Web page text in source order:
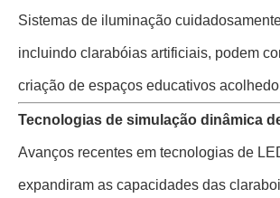
Sistemas de iluminação
incluindo clarabóias artificiais, podem
criação de espaços educativos
Tecnologias de simulação dinâmica
Avanços recentes em tecnologias de
expandiram as capacidades das